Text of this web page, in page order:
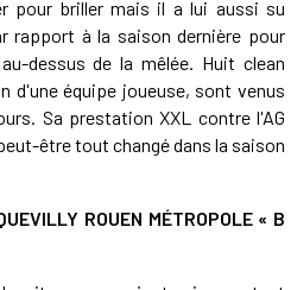
pour briller mais il a lui aussi su
rapport à la saison dernière pour
dessus de la mêlée. Huit clean
d'une équipe joueuse, sont venus
Sa prestation XXL contre l'AG
être tout changé dans la saison
ROUEN MÉTROPOLE « B